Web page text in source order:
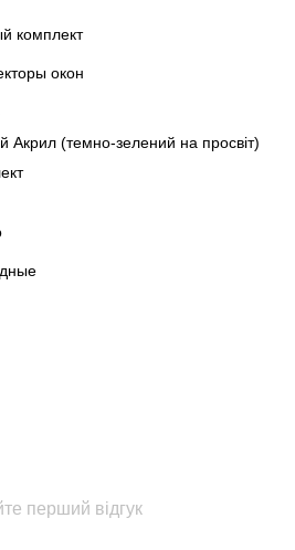
комплект
окон
Акрил (темно-зелений на просвіт)
перший відгук